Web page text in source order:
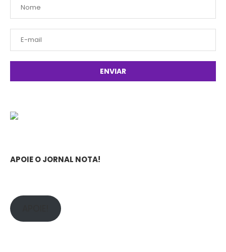
APOIE O JORNAL NOTA!